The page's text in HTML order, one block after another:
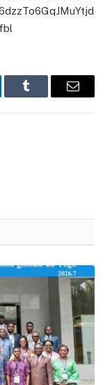
Tumblr Email